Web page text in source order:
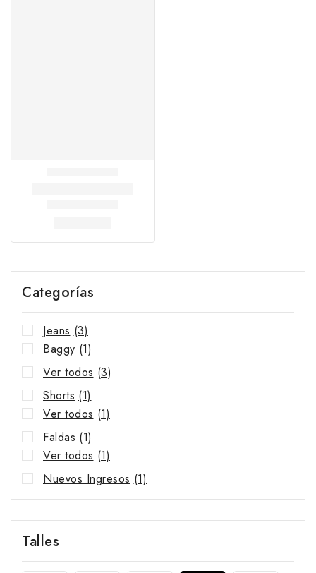
Categorías
Jeans (3)
Baggy (1)
Ver todos (3)
Shorts (1)
Ver todos (1)
Faldas (1)
Ver todos (1)
Nuevos Ingresos (1)
Talles